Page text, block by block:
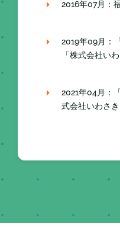
2016年07月：
2019年09月：
「株式会社い
2021年04月：
式会社いわさ